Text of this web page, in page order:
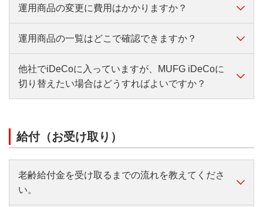
は運用中の資産を全て売却したうえで改めて商品購入
を行うこととなり、 商品によっては中途解約に伴う
手数料がかかる場合があります。なお、コース変更自
体に手数料はかかりません。
運用商品の変更は、加入者専用Webまたはアプリから
お手続きできます。
お手続きはこちら
運用商品の変更に費用はかかりますか？
運用商品の変更自体には手数料はかかりません。ただ
し、一部の商品は、売却に伴い手数料（信託財産留保
額）が発生する場合があります。また、保険商品を満
期前に解約する際は、解約時の金利情勢によっては
「解約控除」が適用され、元本を下回る可能性があり
運用商品の一覧はどこで確認できますか？
運用商品の一覧は、Webでご確認いただけます。
お手続きはこちら
他社でiDeCoに入っていますが、MUFG iDeCoに
切り替えたい場合はどうすればよいですか？
書面でのお手続きが必要です。お手数ですが、MUFG
個人型コールセンターまでご連絡ください。
給付（お受け取り）
老齢給付金を受け取るまでの流れを教えてくださ
い。